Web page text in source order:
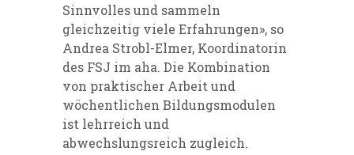
Sinnvolles und sammeln
gleichzeitig viele Erfahrungen», so
Andrea Strobl-Elmer, Koordinatorin
des FSJ im aha. Die Kombination
von praktischer Arbeit und
wöchentlichen Bildungsmodulen
ist lehrreich und
abwechslungsreich zugleich.